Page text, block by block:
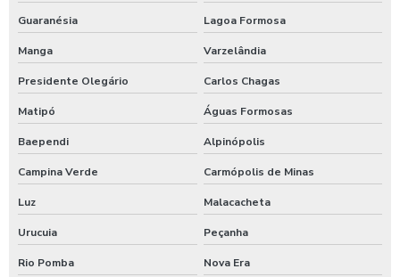
Tarifador para calibrador com moedas
Tarifador para calibrador com pix
Temporizador de banho com pix
Temporizador de chuveiro com ficha
Temporizador de chuveiros
Temporizador para chuveiros pagamento pix
Temporizador de ducha para quiosque
Timer para chuveiro com fichas
Guaranésia Lagoa Formosa
Manga Varzelândia
Presidente Olegário Carlos Chagas
Matipó Águas Formosas
Baependi Alpinópolis
Campina Verde Carmópolis de Minas
Luz Malacacheta
Urucuia Peçanha
Rio Pomba Nova Era